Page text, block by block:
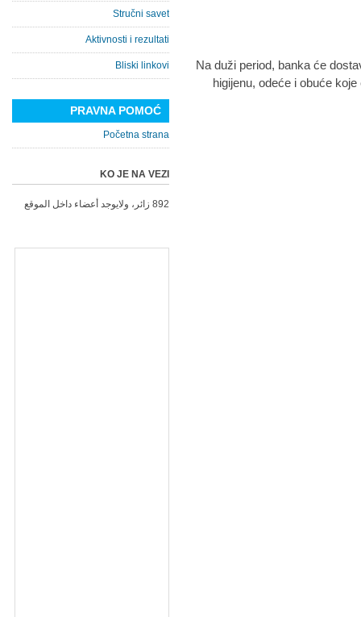
Na duži period, banka će
higijenu, odeće i obuće
Stručni savet
Aktivnosti i rezultati
Bliski linkovi
PRAVNA POMOĆ
Početna strana
KO JE NA VEZI
892 زائر، ولايوجد أعضاء داخل الموقع